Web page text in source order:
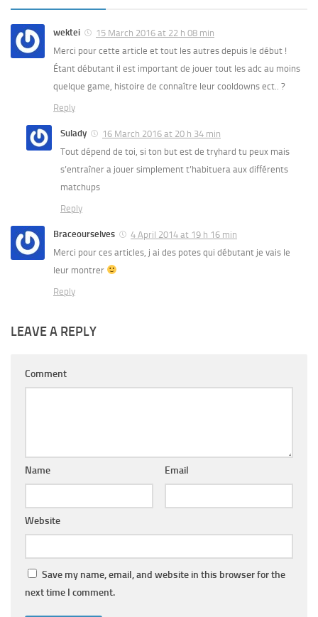
wektei
15 March 2016 at 22 h 08 min
Merci pour cette article et tout les autres depuis le début !
Étant débutant il est important de jouer tout les adc au moins
quelque game, histoire de connaître leur cooldowns ect.. ?
Reply
Sulady
16 March 2016 at 20 h 34 min
Tout dépend de toi, si ton but est de tryhard tu peux mais
s’entraîner a jouer simplement t’habituera aux différents
matchups
Reply
Braceourselves
4 April 2014 at 19 h 16 min
Merci pour ces articles, j ai des potes qui débutant je vais le
leur montrer
Reply
LEAVE A REPLY
Comment
Name Email
Website
Save my name, email, and website in this browser for the
next time I comment.